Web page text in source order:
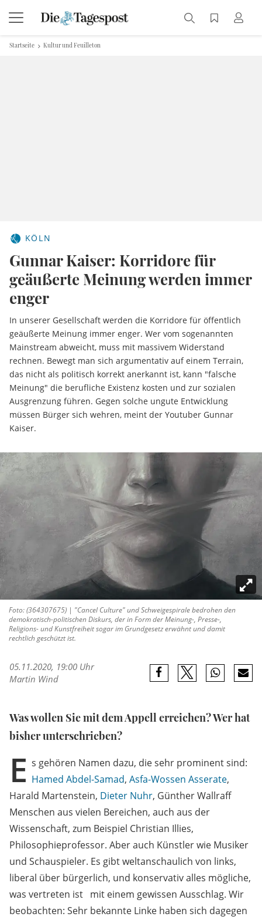
Startseite Kultur und Feuilleton
KÖLN
Gunnar Kaiser: Korridore für
geäußerte Meinung werden immer
enger
In unserer Gesellschaft werden die Korridore für öffentlich
geäußerte Meinung immer enger. Wer vom sogenannten
Mainstream abweicht, muss mit massivem Widerstand
rechnen. Bewegt man sich argumentativ auf einem Terrain,
das nicht als politisch korrekt anerkannt ist, kann "falsche
Meinung" die berufliche Existenz kosten und zur sozialen
Ausgrenzung führen. Gegen solche ungute Entwicklung
müssen Bürger sich wehren, meint der Youtuber Gunnar
Kaiser.
Foto: (364307675) | "Cancel Culture" und Schweigespirale bedrohen den
demokratisch-politischen Diskurs, der in Form der Meinung-, Presse-,
Religions- und Kunstfreiheit sogar im Grundgesetz erwähnt und damit
rechtlich geschützt ist.
05.11.2020, 19:00 Uhr
Martin Wind
Was wollen Sie mit dem Appell erreichen? Wer hat
bisher unterschrieben?
E s gehören Namen dazu, die sehr prominent sind:
Hamed Abdel-Samad, Asfa-Wossen Asserate,
Harald Martenstein, Dieter Nuhr, Günther Wallraff
Menschen aus vielen Bereichen, auch aus der
Wissenschaft, zum Beispiel Christian Illies,
Philosophieprofessor. Aber auch Künstler wie Musiker
und Schauspieler. Es gibt weltanschaulich von links,
liberal über bürgerlich, und konservativ alles mögliche,
was vertreten ist mit einem gewissen Ausschlag. Wir
beobachten: Sehr bekannte Linke haben sich dagegen